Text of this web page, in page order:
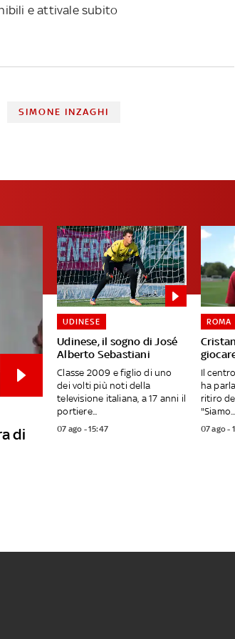
e attivale subito
SIMONE INZAGHI
di
Udinese, il sogno di José
Alberto Sebastiani
UDINESE
Classe 2009 e figlio di uno
dei volti più noti della
televisione italiana, a 17 anni il
portiere...
07 ago - 15:47
ROMA
Il
ha
ritiro
"Siamo...
07 ago -